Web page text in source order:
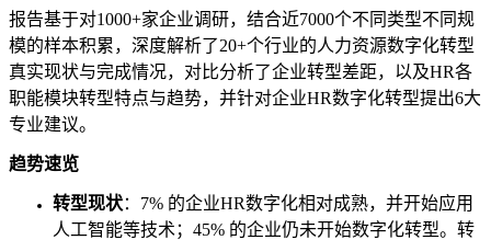
报告基于对1000+家企业调研，结合近7000个不同类型不同规
模的样本积累，深度解析了20+个行业的人力资源数字化转型
真实现状与完成情况，对比分析了企业转型差距，以及HR各
职能模块转型特点与趋势，并针对企业HR数字化转型提出6大
专业建议。
趋势速览
转型现状：7% 的企业HR数字化相对成熟，并开始应用
人工智能等技术；45% 的企业仍未开始数字化转型。转